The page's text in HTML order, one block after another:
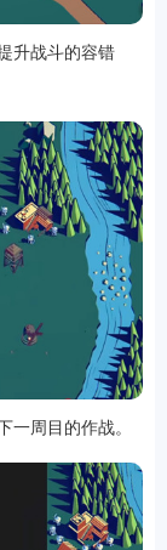
升战斗的容错
一周目的作战。